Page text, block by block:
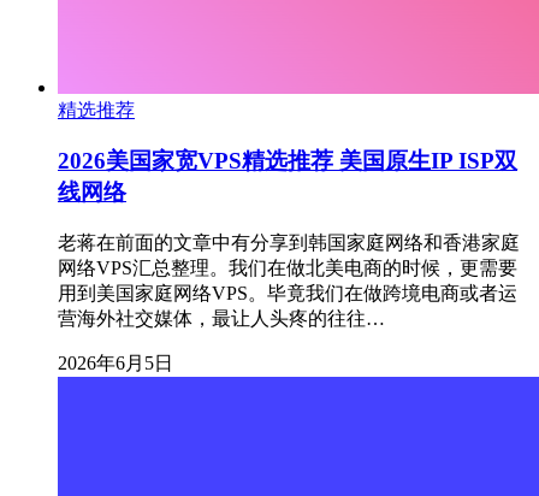
精选推荐
2026美国家宽VPS精选推荐 美国原生IP ISP双
线网络
老蒋在前面的文章中有分享到韩国家庭网络和香港家庭
网络VPS汇总整理。我们在做北美电商的时候，更需要
用到美国家庭网络VPS。毕竟我们在做跨境电商或者运
营海外社交媒体，最让人头疼的往往…
2026年6月5日